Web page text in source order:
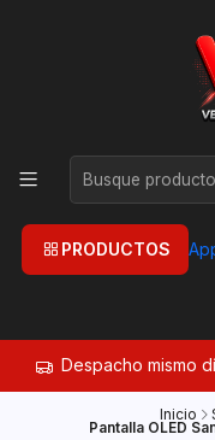
PRODUCTOS
Despacho mismo
Inicio
Pantalla OLED